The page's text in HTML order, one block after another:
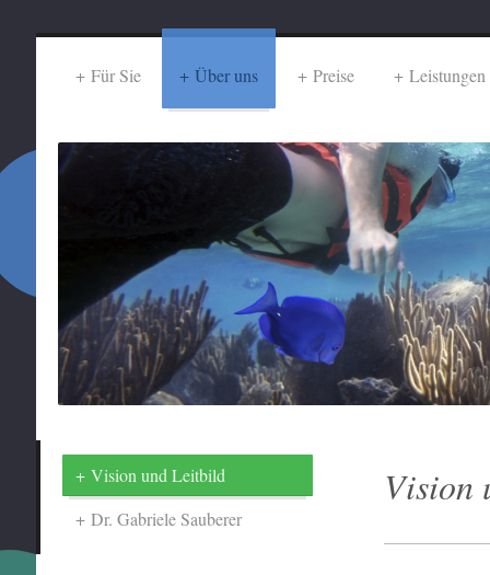
Für Sie Über uns Preise Leistungen
Vision
Vision und Leitbild
Dr. Gabriele Sauberer